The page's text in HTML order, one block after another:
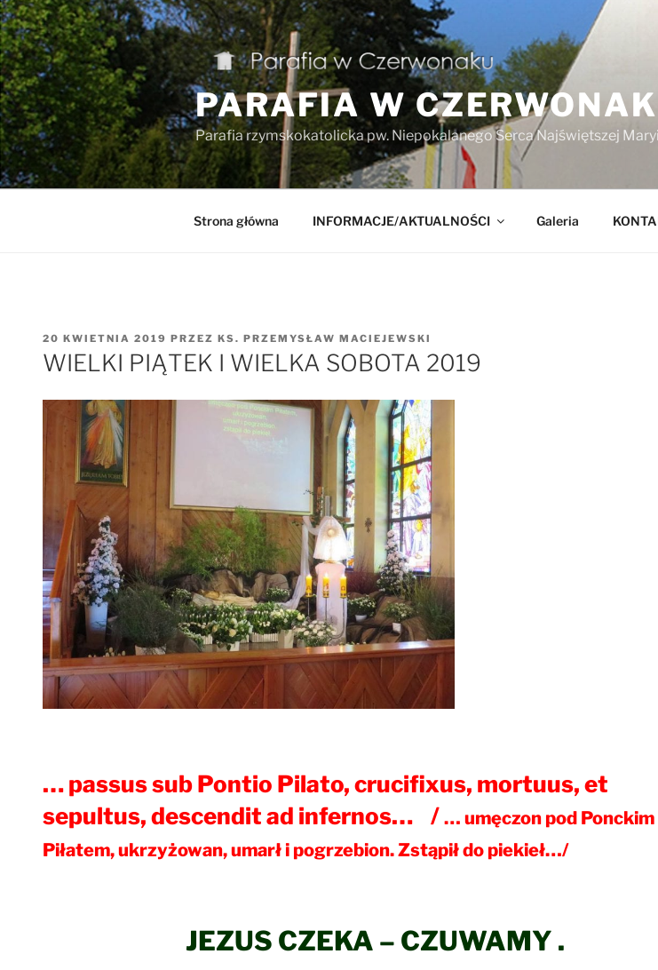
Przejdź
do
treści
PARAFIA W
Parafia rzymskokatolicka pw. Niepokalanego Serca Najświętszej
Strona główna INFORMACJE/AKTUALNOŚCI Galeria
OPUBLIKOWANE
W
20 KWIETNIA 2019 PRZEZ KS. PRZEMYSŁAW MACIEJEWSKI
WIELKI PIĄTEK I WIELKA SOBOTA 2019
… passus sub Pontio Pilato, crucifixus, mortuus, et
sepultus, descendit ad infernos… / … umęczon pod Ponckim
Piłatem, ukrzyżowan, umarł i pogrzebion. Zstąpił do piekieł…/
JEZUS CZEKA – CZUWAMY .